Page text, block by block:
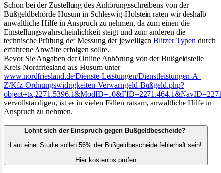
Schon bei der Zustellung des Anhörungsschreibens von der
Bußgeldbehörde Husum in Schleswig-Holstein raten wir deshalb
anwaltliche Hilfe in Anspruch zu nehmen, da zum einen die
Einstellungswahrscheinlichkeit steigt und zum anderen die
technische Prüfung der Messung der jeweiligen Blitzer Typen durch
erfahrene Anwälte erfolgen sollte.
Bevor Sie Angaben der Online Anhörung von der Bußgeldstelle
Kreis Nordfriesland aus Husum unter
www.nordfriesland.de/Dienste-Leistungen/Dienstleistungen-A-
Z/Kfz-Ordnungswidrigkeiten-Verwarngeld-Bußgeld.php?
vervollständigen, ist es in vielen Fällen ratsam, anwaltliche Hilfe in
Anspruch zu nehmen.
Lohnt sich der Einspruch gegen Bußgeldbescheide?
1
Laut einer Studie sollen 56% der Bußgeldbescheide fehlerhaft sein!
Hier kostenlos prüfen